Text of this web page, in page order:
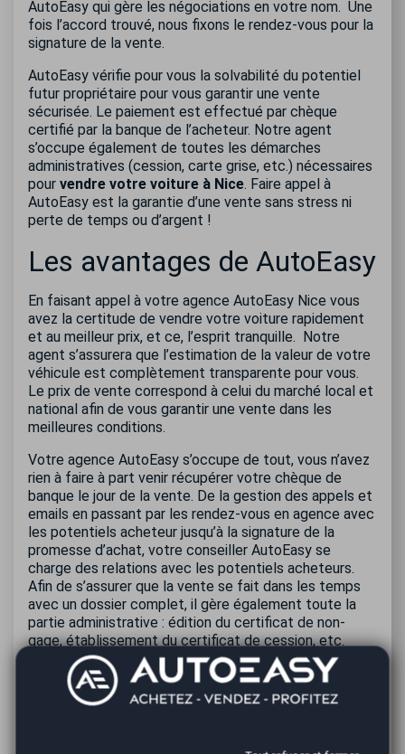
AutoEasy qui gère les négociations en votre nom. Une
fois l’accord trouvé, nous fixons le rendez-vous pour la
signature de la vente.
AutoEasy vérifie pour vous la solvabilité du potentiel
futur propriétaire pour vous garantir une vente
sécurisée. Le paiement est effectué par chèque
certifié par la banque de l’acheteur. Notre agent
s’occupe également de toutes les démarches
administratives (cession, carte grise, etc.) nécessaires
pour vendre votre voiture à Nice. Faire appel à
AutoEasy est la garantie d’une vente sans stress ni
perte de temps ou d’argent !
Les avantages de AutoEasy
En faisant appel à votre agence AutoEasy Nice vous
avez la certitude de vendre votre voiture rapidement
et au meilleur prix, et ce, l’esprit tranquille. Notre
agent s’assurera que l’estimation de la valeur de votre
véhicule est complètement transparente pour vous.
Le prix de vente correspond à celui du marché local et
national afin de vous garantir une vente dans les
meilleures conditions.
Votre agence AutoEasy s’occupe de tout, vous n’avez
rien à faire à part venir récupérer votre chèque de
banque le jour de la vente. De la gestion des appels et
emails en passant par les rendez-vous en agence avec
les potentiels acheteur jusqu’à la signature de la
promesse d’achat, votre conseiller AutoEasy se
charge des relations avec les potentiels acheteurs.
Afin de s’assurer que la vente se fait dans les temps
avec un dossier complet, il gère également toute la
partie administrative : édition du certificat de non-
gage, établissement du certificat de cession, etc.
Après conclusion de la vente, nous enregistrerons la
déclaration de cession et le changement de
propriétaire pour officialiser le transfert de propriété
que la vente de votre voiture à Nice se fait